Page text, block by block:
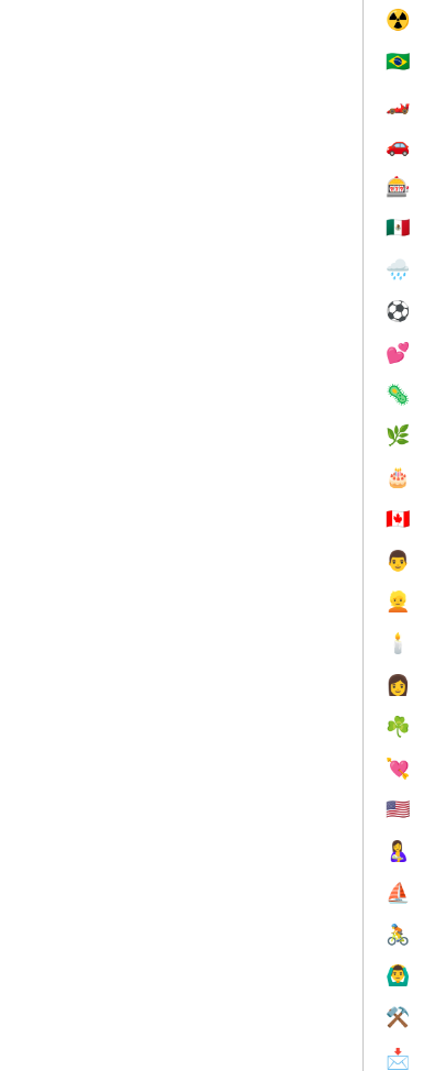
☢️
🇧🇷
🏎
🚗
🎰
🇲🇽
🌧
⚽
💕
🦠
🌿
🎂
🇨🇦
👨
👱
🕯
👩
☘️
💘
🇺🇸
🤱
⛵️
🚴
🙆‍♂️
⚒️
📩